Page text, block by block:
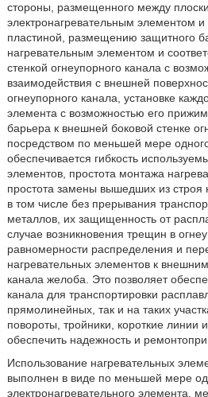
стороны, размещенного между
электронагревательным элементом
пластиной, размещению защитного
нагревательным элементом и
стенкой огнеупорного канала с
взаимодействия с внешней
огнеупорного канала, установке
элемента с возможностью его
барьера к внешней боковой стенке
посредством по меньшей мере
обеспечивается гибкость
элементов, простота монтажа
простота замены вышедших из строя
в том числе без прерывания
металлов, их защищенность от
случае возникновения трещин в
равномерности распределения и
нагревательных элементов к
канала желоба. Это позволяет
канала для транспортировки
прямолинейных, так и на таких
повороты, тройники, короткие линии
обеспечить надежность и
Использование нагревательных
выполнен в виде по меньшей мере
электронагревательного элемента,